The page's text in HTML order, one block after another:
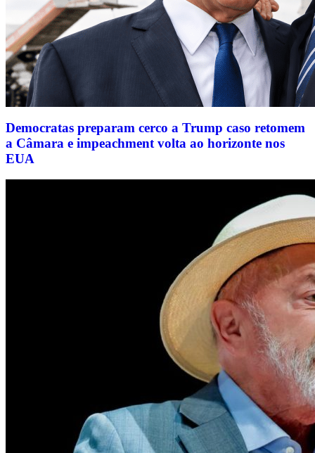
Democratas preparam cerco a Trump caso retomem
a Câmara e impeachment volta ao horizonte nos
EUA